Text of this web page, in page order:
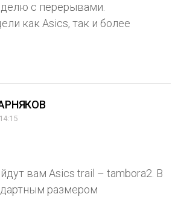
с перерывами.
как Asics, так и более
вам Asics trail – tambora2. В
размером